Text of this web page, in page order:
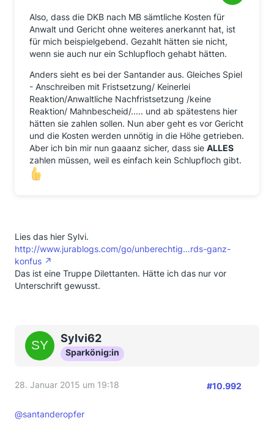
Also, dass die DKB nach MB sämtliche Kosten für
Anwalt und Gericht ohne weiteres anerkannt hat, ist
für mich beispielgebend. Gezahlt hätten sie nicht,
wenn sie auch nur ein Schlupfloch gehabt hätten.
Anders sieht es bei der Santander aus. Gleiches Spiel
- Anschreiben mit Fristsetzung/ Keinerlei
Reaktion/Anwaltliche Nachfristsetzung /keine
Reaktion/ Mahnbescheid/..... und ab spätestens hier
hätten sie zahlen sollen. Nun aber geht es vor Gericht
und die Kosten werden unnötig in die Höhe getrieben.
Aber ich bin mir nun gaaanz sicher, dass sie ALLES
zahlen müssen, weil es einfach kein Schlupfloch gibt.
Lies das hier Sylvi.
http://www.jurablogs.com/go/unberechtig…rds-ganz-
konfus
Das ist eine Truppe Dilettanten. Hätte ich das nur vor
Unterschrift gewusst.
Sylvi62
Sparkönig:in
28. Januar 2015 um 19:18 #10.992
@santanderopfer